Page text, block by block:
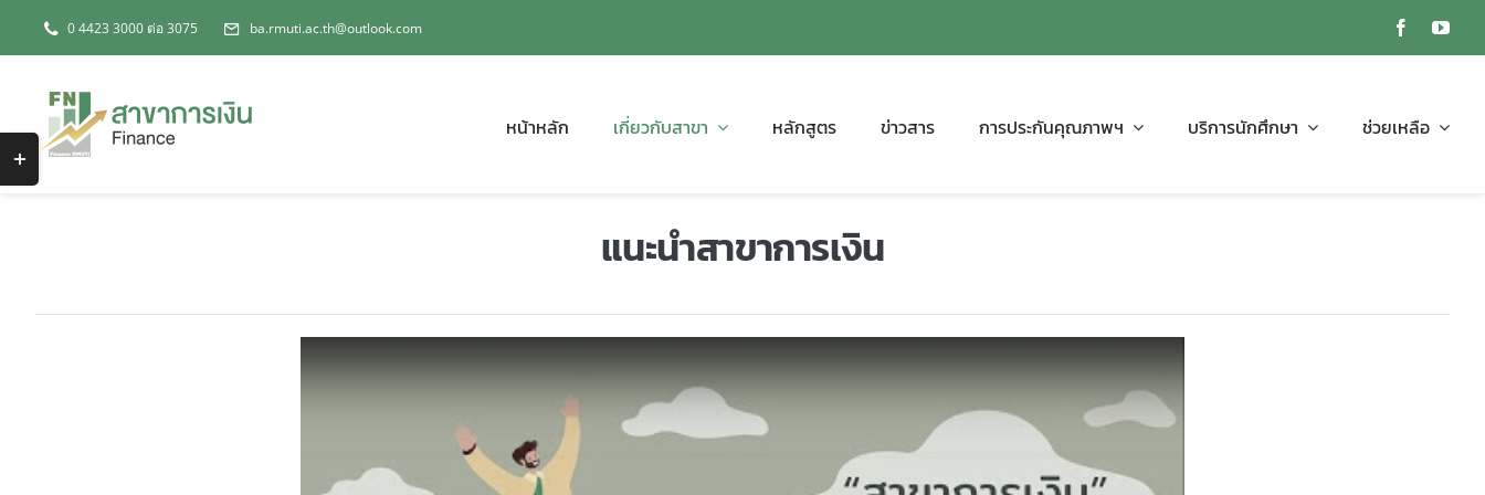
0 4423 3000 ต่อ 3075 ba.rmuti.ac.th@outlook.com
หน้าหลัก เกี่ยวกับสาขา หลักสูตร ข่าวสาร การประกันคุณภาพฯ บริการนักศึกษา ช่วยเหลือ
แนะนำสาขาการเงิน
Toggle
Sliding